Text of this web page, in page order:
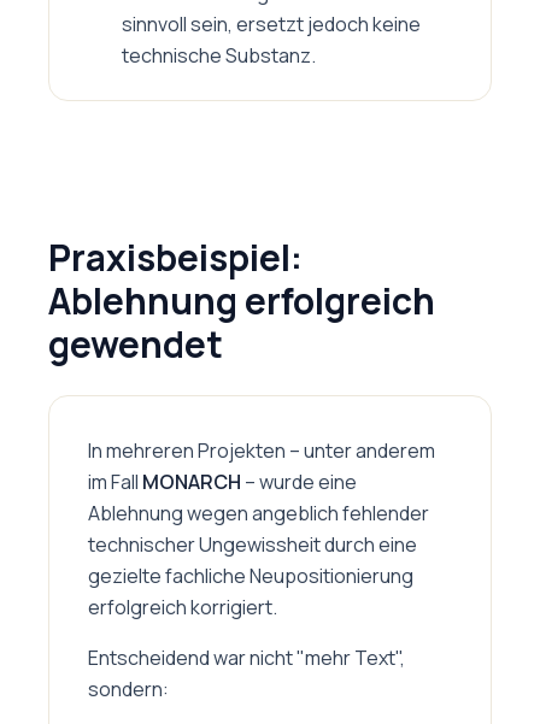
sinnvoll sein, ersetzt jedoch keine
technische Substanz.
Praxisbeispiel:
Ablehnung erfolgreich
gewendet
In mehreren Projekten – unter anderem
im Fall MONARCH – wurde eine
Ablehnung wegen angeblich fehlender
technischer Ungewissheit durch eine
gezielte fachliche Neupositionierung
erfolgreich korrigiert.
Entscheidend war nicht "mehr Text",
sondern: